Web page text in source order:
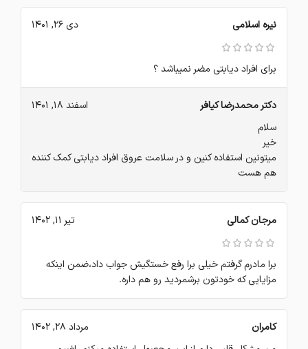
نیره اسلامی دی 26, 1401
برای افراد دیابتی مضر نمیباشد ؟
دکتر محمدرضا کیافر
اسفند 18, 1401
سلام
خیر
میتونین استفاده کنین و در سلامت عروق افراد دیابتی کمک کننده
هم هست
مرجان کمالی تیر 11, 1402
برا مادرم گرفتم خیلی برا رفع خستگیش جواب داد،ضمن اینکه
مزایایی که خودتون برشمردید رو هم داره.
کامران
مرداد 28, 1402